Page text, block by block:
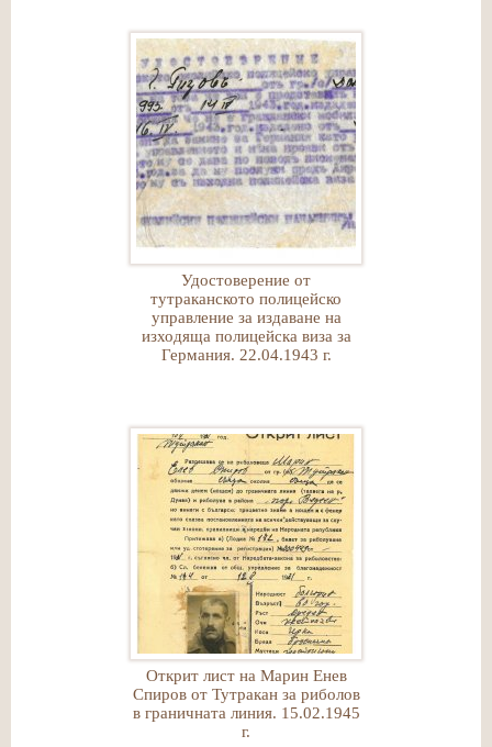
Удостоверение от
тутраканското полицейско
управление за издаване на
изходяща полицейска виза за
Германия. 22.04.1943 г.
Открит лист на Марин Енев
Спиров от Тутракан за риболов
в граничната линия. 15.02.1945
г.